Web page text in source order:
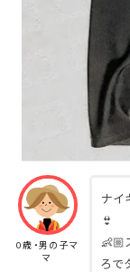
0歳・男の子マ
マ
ナイ
👙
👶🏼
ろで